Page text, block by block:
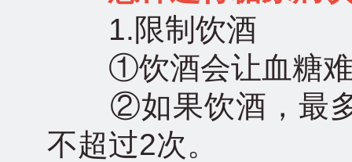
1.限制饮酒
①饮酒会让血糖难
②如果饮酒，最多
不超过2次。